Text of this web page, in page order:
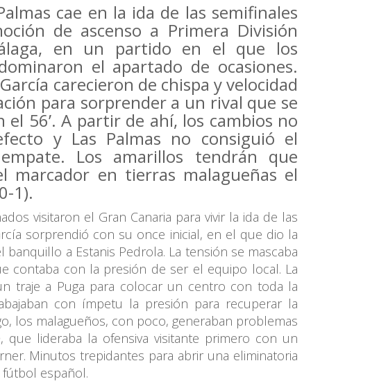
cae en la ida de las semifinales
de ascenso a Primera División
en un partido en el que los
el apartado de ocasiones.
carecieron de chispa y velocidad
para sorprender a un rival que se
el 56’. A partir de ahí, los cambios no
y Las Palmas no consiguió el
Los amarillos tendrán que
marcador en tierras malagueñas el
1).
visitaron el Gran Canaria para vivir la ida de las
sorprendió con su once inicial, en el que dio la
a Estanis Pedrola. La tensión se mascaba
contaba con la presión de ser el equipo local. La
traje a Puga para colocar un centro con toda la
con ímpetu la presión para recuperar la
los malagueños, con poco, generaban problemas
que lideraba la ofensiva visitante primero con un
Minutos trepidantes para abrir una eliminatoria
español.